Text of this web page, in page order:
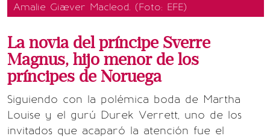
Amalie Giæver Macleod. (Foto: EFE)
La novia del príncipe Sverre
Magnus, hijo menor de los
príncipes de Noruega
Siguiendo con la polémica boda de Martha
Louise y el gurú Durek Verrett, uno de los
invitados que acaparó la atención fue el